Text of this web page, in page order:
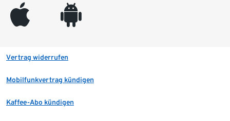
appleinc android
Vertrag widerrufen
Mobilfunkvertrag kündigen
Kaffee-Abo kündigen